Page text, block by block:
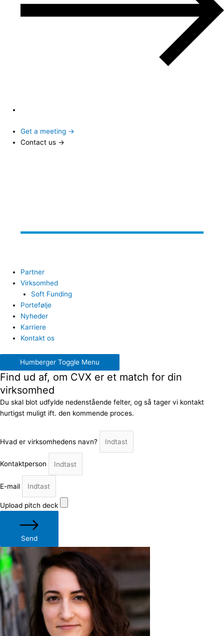
Get a meeting →
Contact us →
Partner
Virksomhed
Soft Funding
Portefølje
Nyheder
Karriere
Kontakt os
Humberger Toggle Menu
Find ud af, om CVX er et match for din
virksomhed
Du skal blot udfylde nedenstående felter, og så tager vi kontakt
hurtigst muligt ift. den kommende proces.
Hvad er virksomhedens navn?
Kontaktperson
E-mail
Upload pitch deck
Send